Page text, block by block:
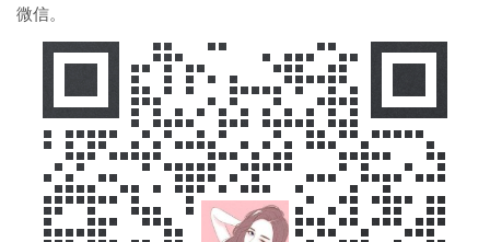
微信。